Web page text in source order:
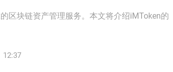
区块链资产管理服务。本文将介绍iMToken的
12:37